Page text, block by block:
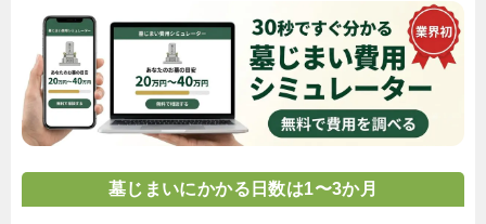
墓じまいにかかる日数は1〜3か月